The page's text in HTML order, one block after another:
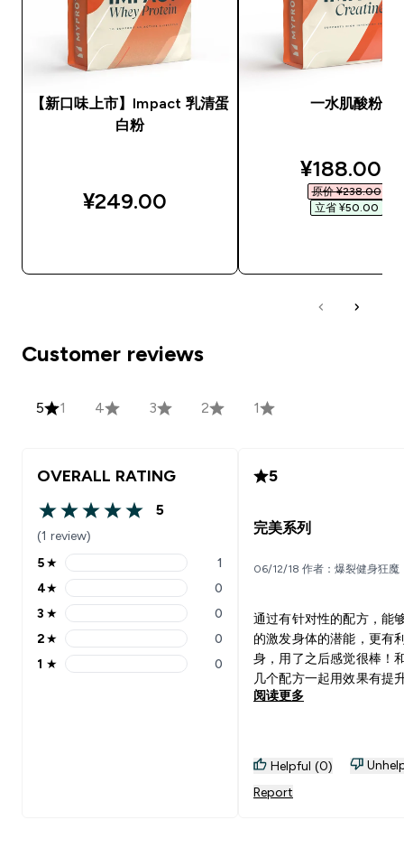
【新口味上市】Impact 乳清蛋
白粉
¥249.00‎
一水肌酸粉
¥188.00‎
原价 ¥238.00‎
立省 ¥50.00‎
Customer reviews
5 1 4 3 2 1
OVERALL RATING
5 out of 5 stars
5
(1 review)
5 stars rating 1 reviews
5★ 1
4 stars rating 0 reviews
4★ 0
3 stars rating 0 reviews
3 ★ 0
2 stars rating 0 reviews
2★ 0
1 stars rating 0 reviews
1 ★ 0
5
完美系列
06/12/18 作者：爆裂健身狂魔
通过有针对性的配方，能
的激发身体的潜能，更有
身，用了之后感觉很棒！
几个配方一起用效果有提
阅读更多
Helpful (0)
Report